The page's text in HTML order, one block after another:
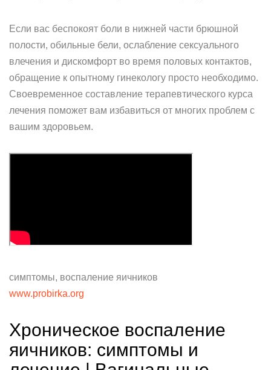
Если вас беспокоят боли в нижней части брюшной
полости, обильные бели, ослабление сексуального
влечения и дискомфорт во время половых контактов,
обращение к опытному гинекологу просто необходимо.
Своевременное составление терапевтического курса
лечения поможет вам избавиться от многих проблем с
вашим здоровьем.
симптомы, воспаление яичников
www.probirka.org
Хроническое воспаление
яичников: симптомы и